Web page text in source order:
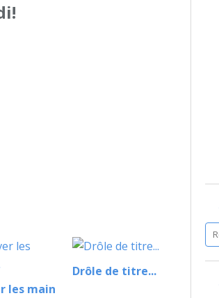
les main
Drôle de titre...